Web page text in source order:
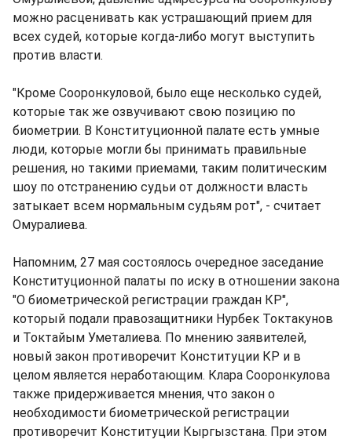
можно расценивать как устрашающий прием для
всех судей, которые когда-либо могут выступить
против власти.
"Кроме Сооронкуловой, было еще несколько судей,
которые так же озвучивают свою позицию по
биометрии. В Конституционной палате есть умные
люди, которые могли бы принимать правильные
решения, но такими приемами, таким политическим
шоу по отстранению судьи от должности власть
затыкает всем нормальным судьям рот", - считает
Омуралиева.
Напомним, 27 мая состоялось очередное заседание
Конституционной палаты по иску в отношении закона
"О биометрической регистрации граждан КР",
который подали правозащитники Нурбек Токтакунов
и Токтайым Уметалиева. По мнению заявителей,
новый закон противоречит Конституции КР и в
целом является неработающим. Клара Сооронкулова
также придерживается мнения, что закон о
необходимости биометрической регистрации
противоречит Конституции Кыргызстана. При этом